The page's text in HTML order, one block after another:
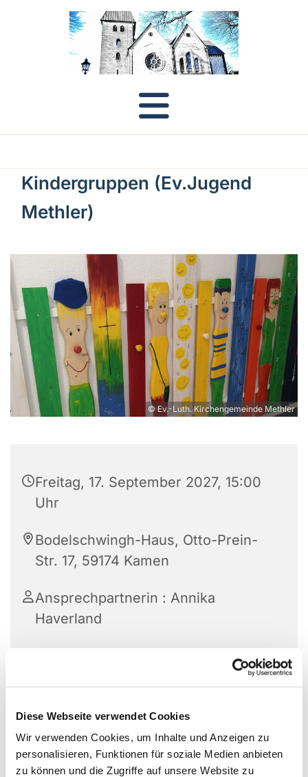
Diese Webseite verwendet Cookies
Wir verwenden Cookies, um Inhalte und Anzeigen zu
personalisieren, Funktionen für soziale Medien anbieten
zu können und die Zugriffe auf unsere Website zu
Kindergruppen (Ev.Jugend
Methler)
© Ev.-Luth. Kirchengemeinde Methler
Freitag, 17. September 2027, 15:00
Uhr
Bodelschwingh-Haus, Otto-Prein-
Str. 17, 59174 Kamen
Ansprechpartnerin : Annika
Haverland